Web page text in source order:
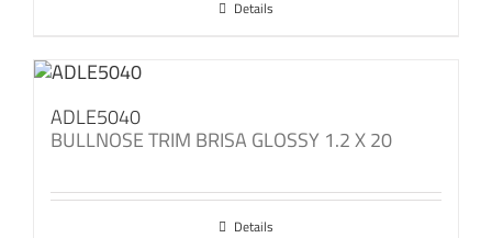
Details
ADLE5040
BULLNOSE TRIM BRISA GLOSSY 1.2 X 20
Details